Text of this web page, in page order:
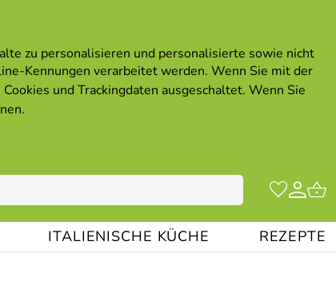
zu personalisieren und personalisierte sowie nicht
Kennungen verarbeitet werden. Wenn Sie mit der
und Trackingdaten ausgeschaltet. Wenn Sie
.
ITALIENISCHE KÜCHE REZEPTE